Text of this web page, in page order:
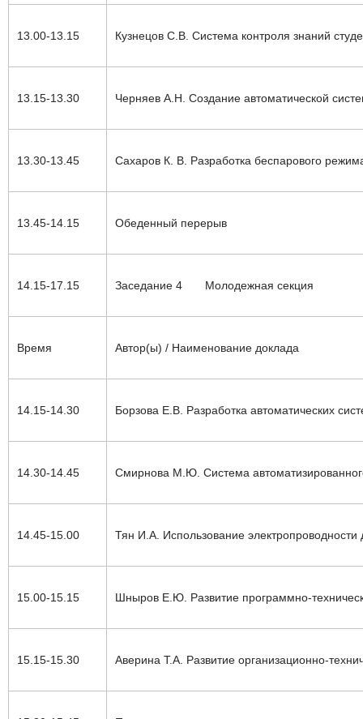
13.00-13.15 Кузнецов С.В. Система контроля знаний
13.15-13.30 Черняев А.Н. Создание автоматической
13.30-13.45 Сахаров К. В. Разработка беспарового
13.45-14.15 Обеденный перерыв
14.15-17. 15 Заседание 4 Молодежная секция
Время Автор(ы) / Наименование доклада
14.15-14.30 Борзова Е.В. Разработка автоматических
14.30-14.45 Смирнова М.Ю. Система
14.45-15.00 Тян И.А. Использование
15.00-15.15 Шныров Е.Ю. Развитие программно-
15.15-15.30 Аверина Т.А. Развитие организационно-